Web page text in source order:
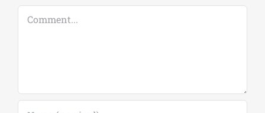
Comment